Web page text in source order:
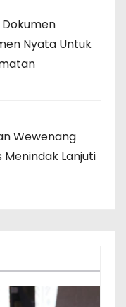
Dokumen
Nyata Untuk
Wewenang
Lanjuti